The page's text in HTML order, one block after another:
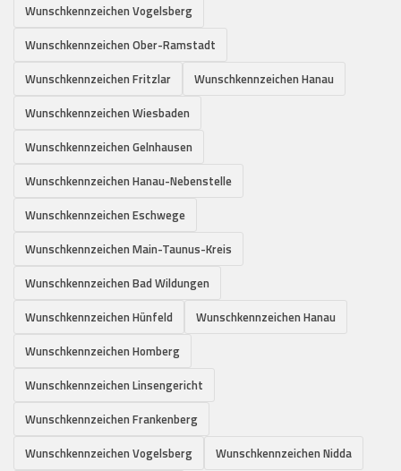
Wunschkennzeichen Vogelsberg
Wunschkennzeichen Ober-Ramstadt
Wunschkennzeichen Fritzlar
Wunschkennzeichen Hanau
Wunschkennzeichen Wiesbaden
Wunschkennzeichen Gelnhausen
Wunschkennzeichen Hanau-Nebenstelle
Wunschkennzeichen Eschwege
Wunschkennzeichen Main-Taunus-Kreis
Wunschkennzeichen Bad Wildungen
Wunschkennzeichen Hünfeld
Wunschkennzeichen Hanau
Wunschkennzeichen Homberg
Wunschkennzeichen Linsengericht
Wunschkennzeichen Frankenberg
Wunschkennzeichen Vogelsberg
Wunschkennzeichen Nidda